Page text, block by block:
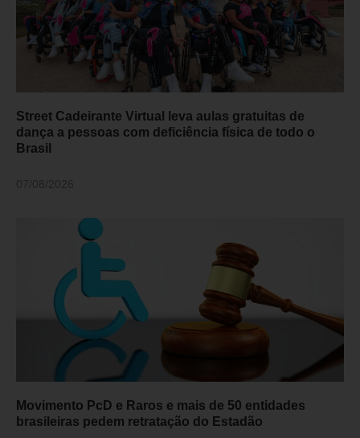
Street Cadeirante Virtual leva aulas gratuitas de
dança a pessoas com deficiência física de todo o
Brasil
Movimento PcD e Raros e mais de 50 entidades
brasileiras pedem retratação do Estadão